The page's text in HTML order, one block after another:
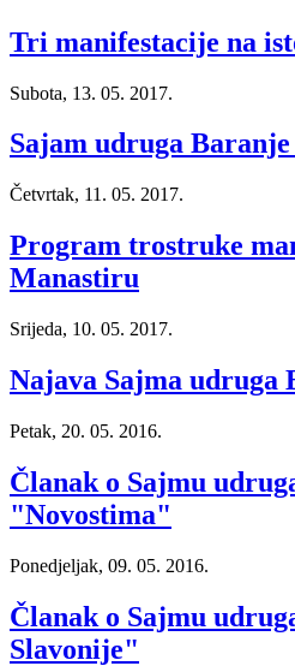
Tri manifestacije na
Subota, 13. 05. 2017.
Sajam udruga Baranje
Četvrtak, 11. 05. 2017.
Program trostruke
Manastiru
Srijeda, 10. 05. 2017.
Najava Sajma udruga
Petak, 20. 05. 2016.
Članak o Sajmu
"Novostima"
Ponedjeljak, 09. 05. 2016.
Članak o Sajmu
Slavonije"